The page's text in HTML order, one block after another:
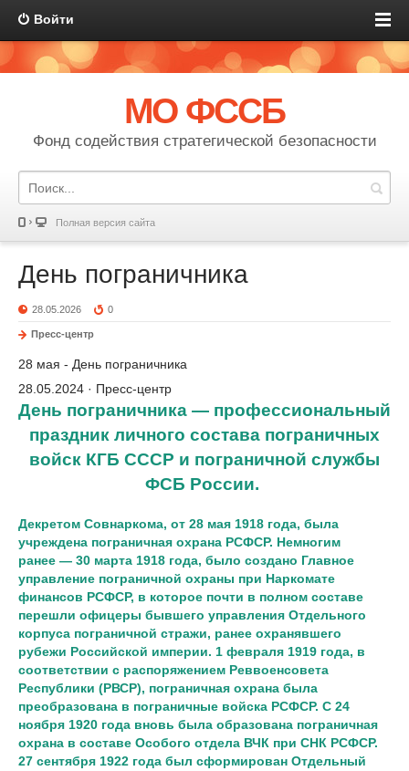
Войти
МО ФССБ
Фонд содействия стратегической безопасности
Полная версия сайта
День пограничника
28.05.2026 0
Пресс-центр
28 мая - День пограничника
28.05.2024 · Пресс-центр
День пограничника — профессиональный
праздник личного состава пограничных
войск КГБ СССР и пограничной службы
ФСБ России.
Декретом Совнаркома, от 28 мая 1918 года, была
учреждена пограничная охрана РСФСР. Немногим
ранее — 30 марта 1918 года, было создано Главное
управление пограничной охраны при Наркомате
финансов РСФСР, в которое почти в полном составе
перешли офицеры бывшего управления Отдельного
корпуса пограничной стражи, ранее охранявшего
рубежи Российской империи. 1 февраля 1919 года, в
соответствии с распоряжением Реввоенсовета
Республики (РВСР), пограничная охрана была
преобразована в пограничные войска РСФСР. С 24
ноября 1920 года вновь была образована пограничная
охрана в составе Особого отдела ВЧК при СНК РСФСР.
27 сентября 1922 года был сформирован Отдельный